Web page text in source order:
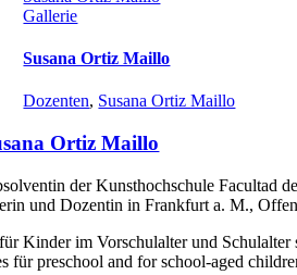
Gallerie
Susana Ortiz Maillo
Dozenten, Susana Ortiz Maillo
Ortiz Maillo
der Kunsthochschule Facultad
und Dozentin in Frankfurt a. M.,
Kinder im Vorschulalter und Schulalter
für preschool and for school-aged